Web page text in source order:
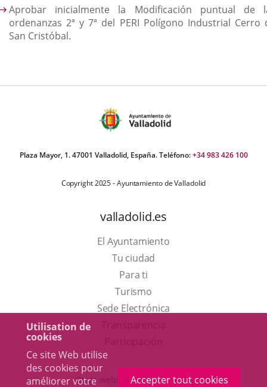
Utilisation de
cookies
Ce site Web utilise
des cookies pour
améliorer votre
Accepter tout cookies
Aprobar inicialmente la Modificación puntual de
ordenanzas 2ª y 7ª del PERI Polígono Industrial Cerro
San Cristóbal.
Plaza Mayor, 1. 47001 Valladolid, España. Teléfono:+34 983 426 100
Copyright 2025 - Ayuntamiento de Valladolid
valladolid.es
El Ayuntamiento
Tu ciudad
Para ti
TurismoEste
enlace
una
Sede Electrónica
externa.
Otras webs del ayuntamiento